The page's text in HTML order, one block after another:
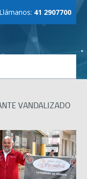
Llámanos: 41 2907700
VANDALIZADO